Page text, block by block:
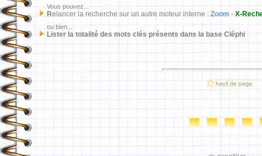
Vous pouvez...
Relancer la recherche sur un autre moteur interne : Zoom - X-
ou bien...
Lister la totalité des mots clés présents dans la base Cléphi